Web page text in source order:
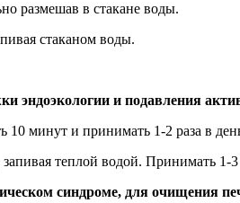
размешав в стакане воды.
стаканом воды.
эндоэкологии и подавления
10 минут и принимать 1-2 раза в
теплой водой. Принимать 1-3
синдроме, для очищения